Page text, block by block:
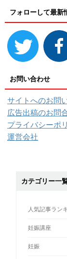
フォローして最新
お問い合わせ
サイトへのお問
広告出稿のお問
プライバシーポ
運営会社
カテゴリー一
人気記事ラン
妊娠講座
妊娠